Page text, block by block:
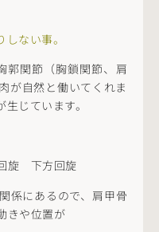
ない事。
郭関節（胸鎖関節、肩
が自然と働いてくれま
じています。
下方回旋
係にあるので、肩甲骨
きや位置が